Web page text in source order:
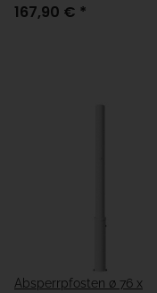
167,90 € *
Absperrpfosten ø 76 x